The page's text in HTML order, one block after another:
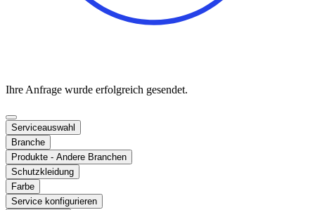
Ihre Anfrage wurde erfolgreich gesendet.
Serviceauswahl
Branche
Produkte - Andere Branchen
Schutzkleidung
Farbe
Service konfigurieren